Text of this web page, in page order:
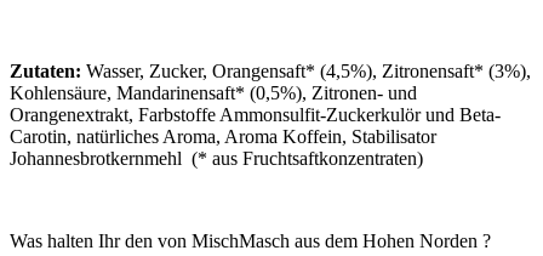
Zutaten: Wasser, Zucker, Orangensaft* (4,5%), Zitronensaft* (3%),
Kohlensäure, Mandarinensaft* (0,5%), Zitronen- und
Orangenextrakt, Farbstoffe Ammonsulfit-Zuckerkulör und Beta-
Carotin, natürliches Aroma, Aroma Koffein, Stabilisator
Johannesbrotkernmehl (* aus Fruchtsaftkonzentraten)
Was halten Ihr den von MischMasch aus dem Hohen Norden ?